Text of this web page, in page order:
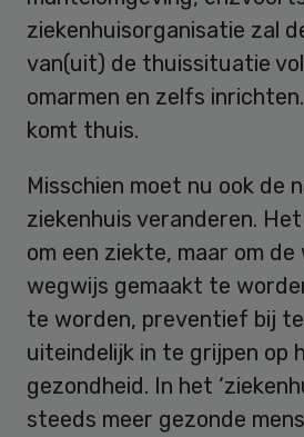
ziekenhuisorganisatie zal
van(uit) de thuissituatie
omarmen en zelfs
komt thuis.
Misschien moet nu ook de
ziekenhuis veranderen.
om een ziekte, maar om de
wegwijs gemaakt te
te worden, preventief bij
uiteindelijk in te grijpen op
gezondheid. In het
steeds meer gezonde